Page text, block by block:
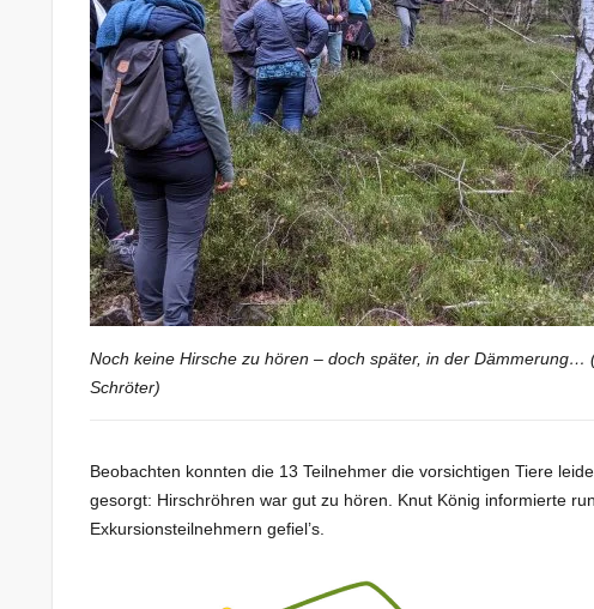
Noch keine Hirsche zu hören – doch später, in der Dämmerung…
Schröter)
Beobachten konnten die 13 Teilnehmer die vorsichtigen Tiere
gesorgt: Hirschröhren war gut zu hören. Knut König informierte
Exkursionsteilnehmern gefiel’s.